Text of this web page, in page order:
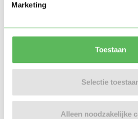
Marketing
Toestaan
Selectie
Alleen noodzakelijke